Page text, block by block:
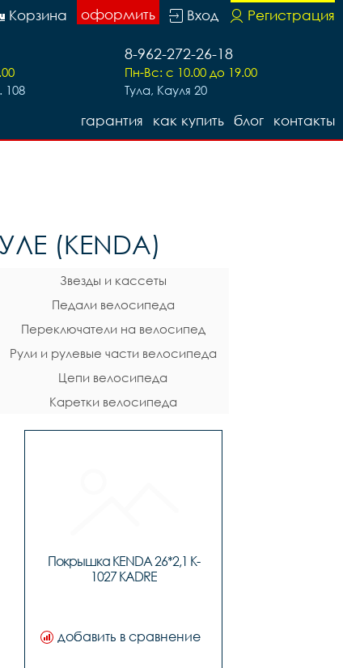
Регистрация
Вход
оформить
Корзина
8-962-272-26-18
Пн-Вс: с 10.00 до 19.00
Тула, Кауля 20
108
контакты
блог
как купить
гарантия
(KENDA)
Звезды и кассеты
Педали велосипеда
Переключатели на велосипед
Рули и рулевые части велосипеда
Цепи велосипеда
Каретки велосипеда
Покрышка KENDA 26*2,1 K-
1027 KADRE
добавить в сравнение